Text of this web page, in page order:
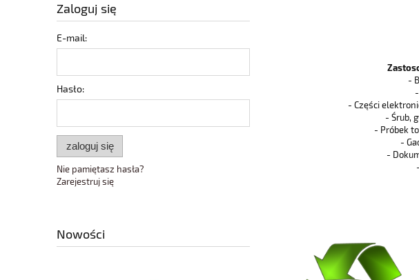
Zaloguj się
E-mail:
Hasło:
zaloguj się
Nie pamiętasz hasła?
Zarejestruj się
Nowości
-
- Części
- Śrub,
- Próbek
-
-